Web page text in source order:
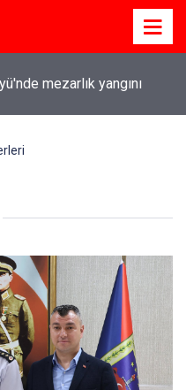
kamyon hurdaya döndü